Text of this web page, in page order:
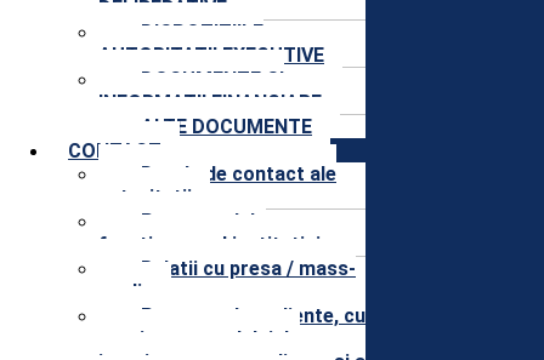
DELIBERATIVE
DISPOZITIILE
AUTORITATII EXECUTIVE
DOCUMENTE SI
INFORMATII FINANCIARE
ALTE DOCUMENTE
CONTACT
Datele de contact ale
autoritatii
Programul de
functionare al institutiei
Relatii cu presa / mass-
media
Program de audiente, cu
precizarea modului de